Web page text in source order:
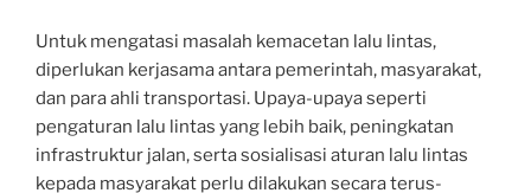
Untuk mengatasi masalah kemacetan lalu lintas,
diperlukan kerjasama antara pemerintah, masyarakat,
dan para ahli transportasi. Upaya-upaya seperti
pengaturan lalu lintas yang lebih baik, peningkatan
infrastruktur jalan, serta sosialisasi aturan lalu lintas
kepada masyarakat perlu dilakukan secara terus-